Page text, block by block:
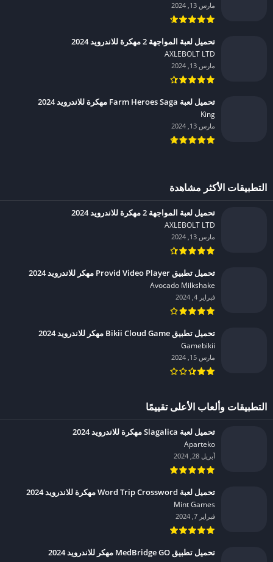
مارس 13, 2024
تحميل لعبة المواجهة 2 مهكرة للاندرويد 2024
AXLEBOLT LTD‏
مارس 13, 2024
تحميل لعبة Farm Heroes Saga مهكرة للاندرويد 2024
King‏
مارس 13, 2024
التطبيقات الأكثر مشاهدة
تحميل لعبة المواجهة 2 مهكرة للاندرويد 2024
AXLEBOLT LTD‏
مارس 13, 2024
تحميل تطبيق Provid Video Player مهكر للاندرويد 2024
Avocado Milkshake‏
فبراير 4, 2024
تحميل تطبيق Bikii Cloud Game مهكر للاندرويد 2024
Gamebikii‏
مارس 15, 2024
التطبيقات وألعاب الأعلى تقييمًا
تحميل لعبة Slagalica مهكرة للاندرويد 2024
Aparteko‏
أبريل 28, 2024
تحميل لعبة Word Trip Crossword مهكرة للاندرويد 2024
Mint Games‏
فبراير 7, 2024
تحميل تطبيق MedBridge GO مهكر للاندرويد 2024